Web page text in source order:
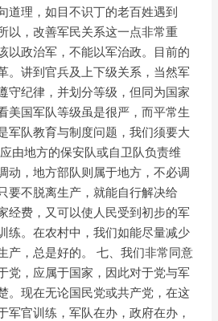
道理，如目不识丁的老百姓遇到
以，改善军民关系这一点非常重
以政治军，不能以军治政。目前的
。讲到官兵及上下级关系，当然军
守纪律，并划分等级，但同为国家
美国军队等级虽是很严，而平常生
军队教育与制度问题，我们须要大
由地方的保安队或自卫队负责维
动，地方部队则属于地方，不必调
要不脱离生产，就能自行解决给
经费，又可以使人民受到初步的军
练。在农村中，我们如能尽量减少
产，总是好的。 七、我们非常同意
党，应属于国家，因此对于党与军
。现在无论国民党或共产党，在这
军官训练，军队在办，政府在办，